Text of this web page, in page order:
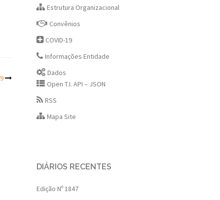
Estrutura Organizacional
Convênios
COVID-19
Informações Entidade
Dados
Open T.I. API – JSON
RSS
Mapa Site
DIÁRIOS RECENTES
Edição Nº 1847